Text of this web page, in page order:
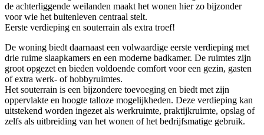
de achterliggende weilanden maakt het wonen hier zo bijzonder
voor wie het buitenleven centraal stelt.
Eerste verdieping en souterrain als extra troef!
De woning biedt daarnaast een volwaardige eerste verdieping met
drie ruime slaapkamers en een moderne badkamer. De ruimtes zijn
groot opgezet en bieden voldoende comfort voor een gezin, gasten
of extra werk- of hobbyruimtes.
Het souterrain is een bijzondere toevoeging en biedt met zijn
oppervlakte en hoogte talloze mogelijkheden. Deze verdieping kan
uitstekend worden ingezet als werkruimte, praktijkruimte, opslag of
zelfs als uitbreiding van het wonen of het bedrijfsmatige gebruik.